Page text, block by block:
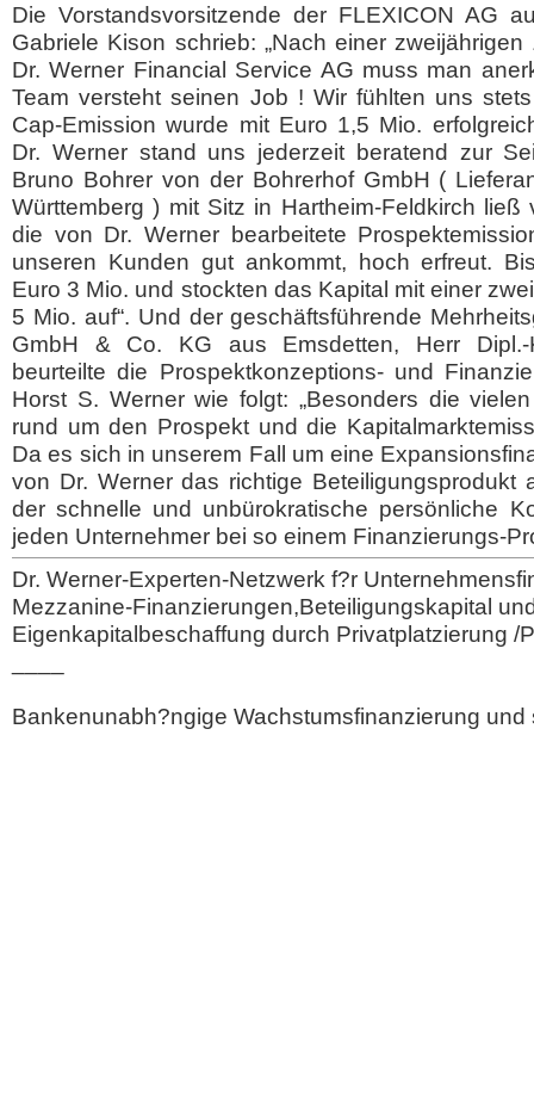
Die Vorstandsvorsitzende der FLEXICON AG
Gabriele Kison schrieb: „Nach einer
Dr. Werner Financial Service AG muss man
Team versteht seinen Job ! Wir fühlten uns
Cap-Emission wurde mit Euro 1,5 Mio.
Dr. Werner stand uns jederzeit beratend zur
Bruno Bohrer von der Bohrerhof GmbH (
Württemberg ) mit Sitz in Hartheim-Feldkirch ließ
die von Dr. Werner bearbeitete
unseren Kunden gut ankommt, hoch erfreut.
Euro 3 Mio. und stockten das Kapital mit einer
5 Mio. auf“. Und der geschäftsführende
GmbH & Co. KG aus Emsdetten, Herr Dipl.-
beurteilte die Prospektkonzeptions- und
Horst S. Werner wie folgt: „Besonders die
rund um den Prospekt und die
Da es sich in unserem Fall um eine
von Dr. Werner das richtige Beteiligungsprodukt
der schnelle und unbürokratische persönliche
jeden Unternehmer bei so einem Finanzierungs-
Dr. Werner-Experten-Netzwerk f?r
Mezzanine-Finanzierungen,Beteiligungskapital
Eigenkapitalbeschaffung durch Privatplatzierung /
Bankenunabh?ngige Wachstumsfinanzierung und